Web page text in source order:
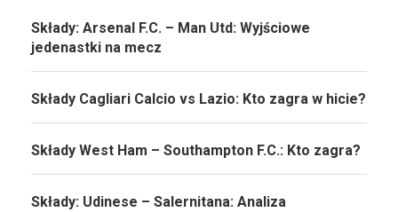
Składy: Arsenal F.C. – Man Utd: Wyjściowe
jedenastki na mecz
Składy Cagliari Calcio vs Lazio: Kto zagra w hicie?
Składy West Ham – Southampton F.C.: Kto zagra?
Składy: Udinese – Salernitana: Analiza